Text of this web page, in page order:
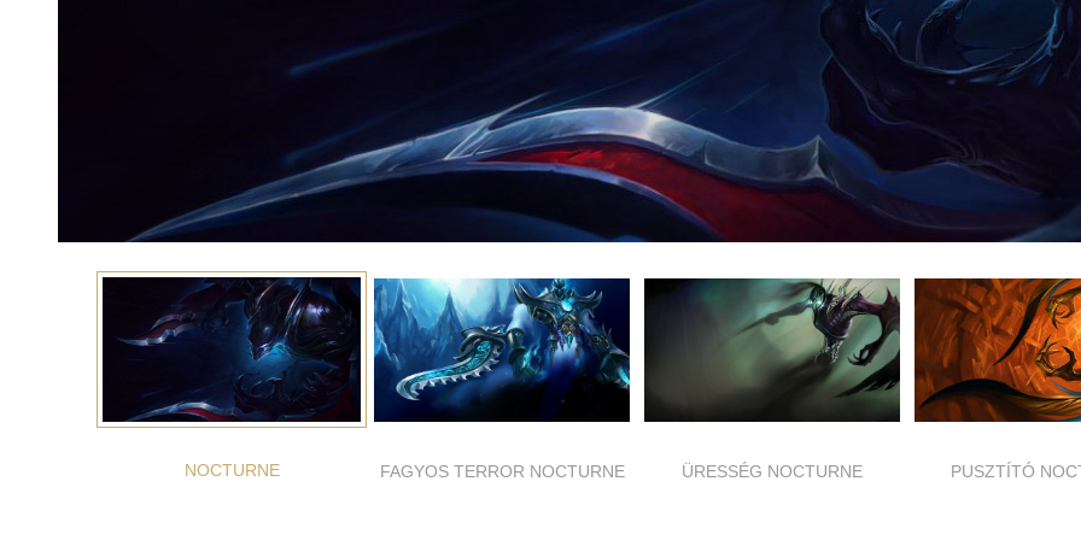
NOCTURNE FAGYOS TERROR NOCTURNE ÜRESSÉG NOCTURNE PUSZTÍTÓ